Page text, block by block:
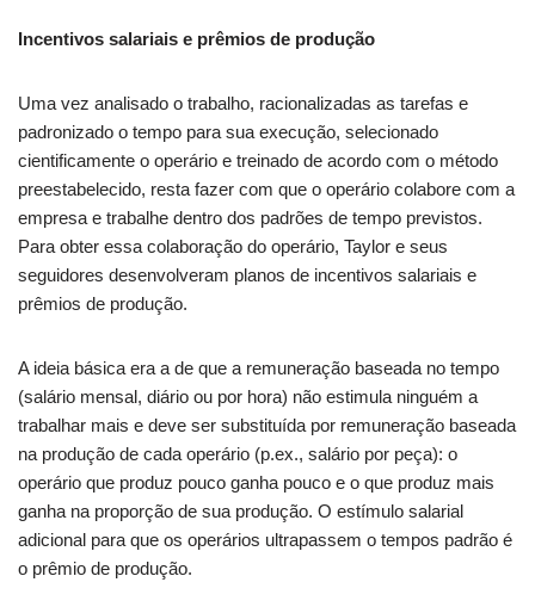
Incentivos salariais e prêmios de produção
Uma vez analisado o trabalho, racionalizadas as tarefas e
padronizado o tempo para sua execução, selecionado
cientificamente o operário e treinado de acordo com o método
preestabelecido, resta fazer com que o operário colabore com a
empresa e trabalhe dentro dos padrões de tempo previstos.
Para obter essa colaboração do operário, Taylor e seus
seguidores desenvolveram planos de incentivos salariais e
prêmios de produção.
A ideia básica era a de que a remuneração baseada no tempo
(salário mensal, diário ou por hora) não estimula ninguém a
trabalhar mais e deve ser substituída por remuneração baseada
na produção de cada operário (p.ex., salário por peça): o
operário que produz pouco ganha pouco e o que produz mais
ganha na proporção de sua produção. O estímulo salarial
adicional para que os operários ultrapassem o tempos padrão é
o prêmio de produção.